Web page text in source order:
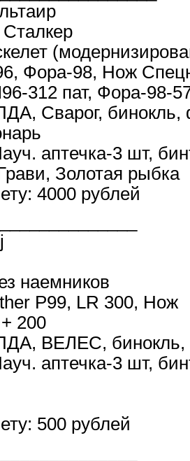
Сталкер
Фора-98, Нож
312 пат, Фора-98-
Сварог,
аптечка-3 шт,
Золотая рыбка
4000 рублей
наемников
P99, LR 300, Нож
200
ВЕЛЕС,
аптечка-3 шт,
500 рублей